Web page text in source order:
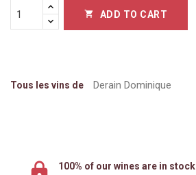
 ADD TO CART
Tous les vins de Derain Dominique
100% of our wines are in stock